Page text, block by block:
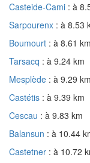
Casteide-Cami : à
Sarpourenx : à 8.53
Boumourt : à 8.61 km
Tarsacq : à 9.24 km
Mesplède : à 9.29 km
Castétis : à 9.39 km
Cescau : à 9.83 km
Balansun : à 10.44
Castetner : à 10.72